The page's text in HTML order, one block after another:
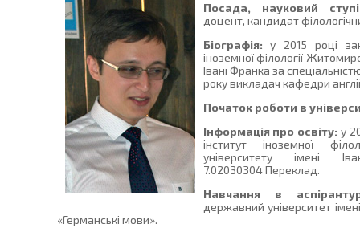
Посада, науковий
доцент, кандидат
Біографія: у 2015 році
іноземної філології
Івані Франка за
року викладач кафедри
Початок роботи в
Інформація про освіту: у
інститут іноземної
університету імені
7.02030304 Переклад.
Навчання в
державний університет
«Германські мови».